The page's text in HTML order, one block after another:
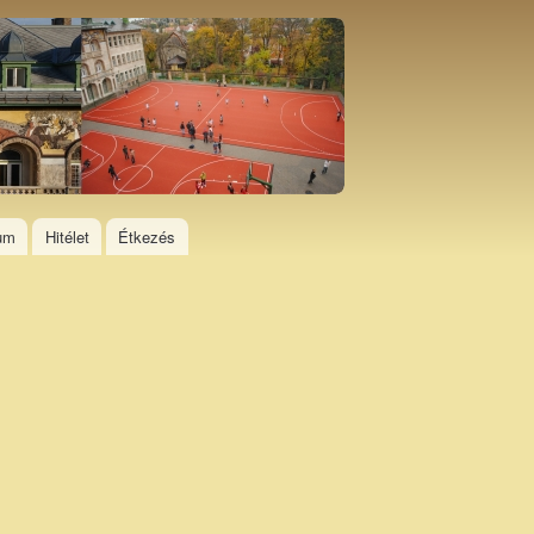
Hitélet Étkezés